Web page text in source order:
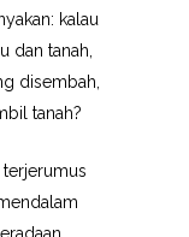
kalau
dan tanah,
disembah,
tanah?
terjerumus